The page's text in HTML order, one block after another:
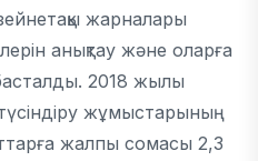
жарналары
анықтау және оларға
2018 жылы
түсіндіру жұмыстарының
жалпы сомасы 2,3